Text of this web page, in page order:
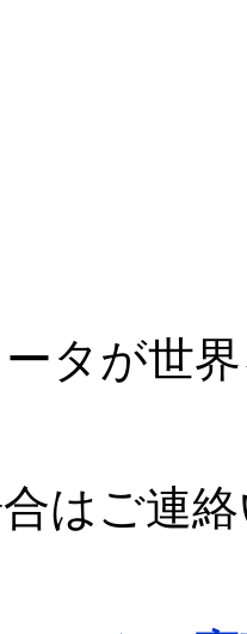
タが世
合はご連